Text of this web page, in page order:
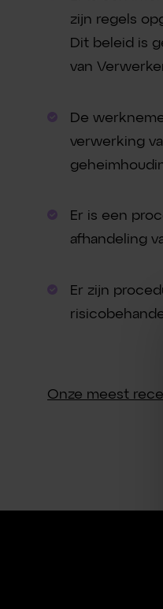
zijn regels
Dit beleid is
van
De
verwerking
Er is een
afhandeling
Er zijn
Onze meest